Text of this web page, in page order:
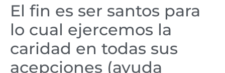
El fin es ser santos para
lo cual ejercemos la
caridad en todas sus
acepciones (ayuda